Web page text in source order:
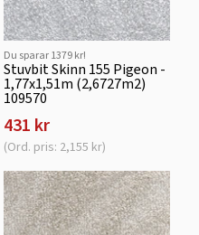
Du sparar 1379 kr!
Stuvbit Skinn 155 Pigeon -
1,77x1,51m (2,6727m2)
109570
431 kr
(Ord. pris: 2,155 kr)